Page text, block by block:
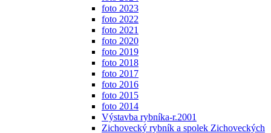
foto 2023
foto 2022
foto 2021
foto 2020
foto 2019
foto 2018
foto 2017
foto 2016
foto 2015
foto 2014
Výstavba rybníka-r.2001
Zichovecký rybník a spolek Zichoveckých